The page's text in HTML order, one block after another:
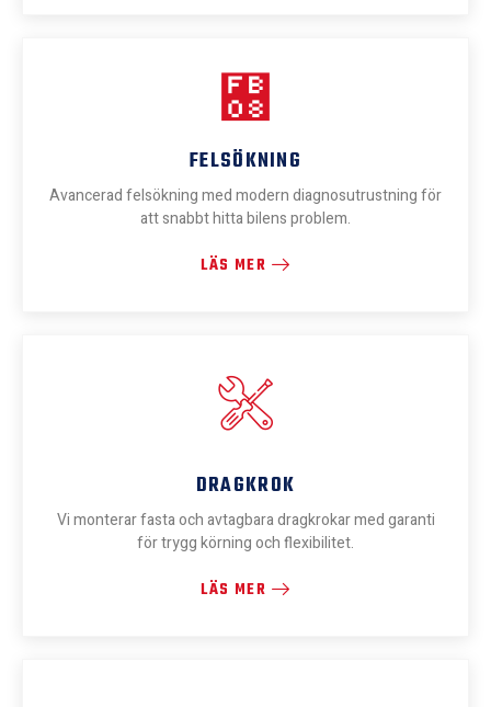
FELSÖKNING
Avancerad felsökning med modern diagnosutrustning för
att snabbt hitta bilens problem.
LÄS MER
DRAGKROK
Vi monterar fasta och avtagbara dragkrokar med garanti
för trygg körning och flexibilitet.
LÄS MER